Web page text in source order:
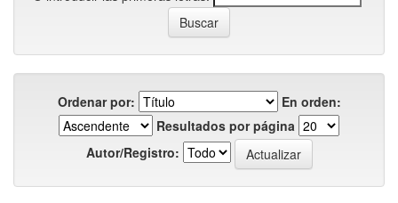
Ordenar por:
En orden:
Resultados por página
Autor/Registro: